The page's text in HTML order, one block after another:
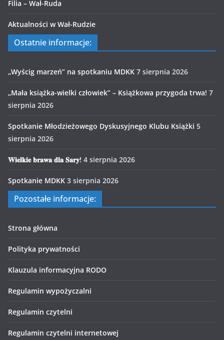
Filia – Wał-Ruda
Aktualności w Wał-Rudzie
Ostatnie informacje:
„Wyścig marzeń” na spotkaniu MDKK 7 sierpnia 2026
„Mała książka-wielki człowiek” – Książkowa przygoda trwa! 7
sierpnia 2026
Spotkanie Młodzieżowego Dyskusyjnego Klubu Książki 5
sierpnia 2026
𝐖𝐢𝐞𝐥𝐤𝐢𝐞 𝐛𝐫𝐚𝐰𝐚 𝐝𝐥𝐚 𝐒𝐚𝐫𝐲! 4 sierpnia 2026
Spotkanie MDKK 3 sierpnia 2026
Pozostałe informacje:
Strona główna
Polityka prywatności
Klauzula informacyjna RODO
Regulamin wypożyczalni
Regulamin czytelni
Regulamin czytelni internetowej